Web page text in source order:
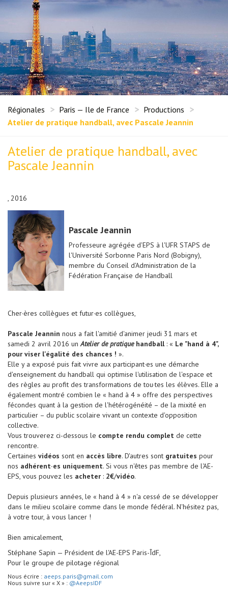
Régionales Paris — Ile de France
Productions
Atelier de pratique handball, avec Pascale Jeannin
Atelier de pratique handball, avec
Pascale Jeannin
, 2016
Pascale Jeannin
Professeure agrégée d'EPS à l'UFR STAPS de
l'Université Sorbonne Paris Nord (Bobigny),
membre du Conseil d'Administration de la
Fédération Française de Handball
Cher·ères collègues et futur·es collègues,
Pascale Jeannin nous a fait l'amitié d'animer jeudi 31 mars et
samedi 2 avril 2016 unAtelier de pratique handball: « Le "hand à 4",
pour viser l'égalité des chances ! ».
Elle y a exposé puis fait vivre aux participant·es une démarche
d'enseignement du handball qui optimise l'utilisation de l'espace et
des règles au profit des transformations de tou·tes les élèves. Elle a
également montré combien le « hand à 4 » offre des perspectives
fécondes quant à la gestion de l'hétérogénéité – de la mixité en
particulier – du public scolaire vivant un contexte d'opposition
collective.
Vous trouverez ci-dessous le compte rendu complet de cette
rencontre.
Certaines vidéos sont en accès libre. D'autres sont gratuites pour
nos adhérent·es uniquement. Si vous n'êtes pas membre de l'AE-
EPS, vous pouvez les acheter : 2€/vidéo.
Depuis plusieurs années, le « hand à 4 » n'a cessé de se développer
dans le milieu scolaire comme dans le monde fédéral. N'hésitez pas,
à votre tour, à vous lancer !
Bien amicalement,
Stéphane Sapin — Président de l'AE-EPS Paris-ÎdF,
Pour le groupe de pilotage régional
Nous écrire : aeeps.paris@gmail.com
Nous suivre sur « X » : @AeepsIDF